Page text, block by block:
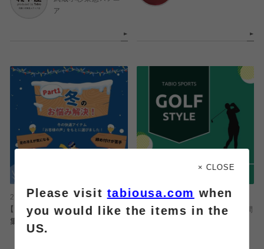
ア
2025.10.15
【お悩み解決！】冬の快適アイテム特
集
2025.10.12
【ゴルフソックス】疲労軽減★長時間
× CLOSE
Please visittabiousa.com when
you would like the items in the
US.